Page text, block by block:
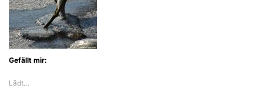
Gefällt mir:
Lädt…